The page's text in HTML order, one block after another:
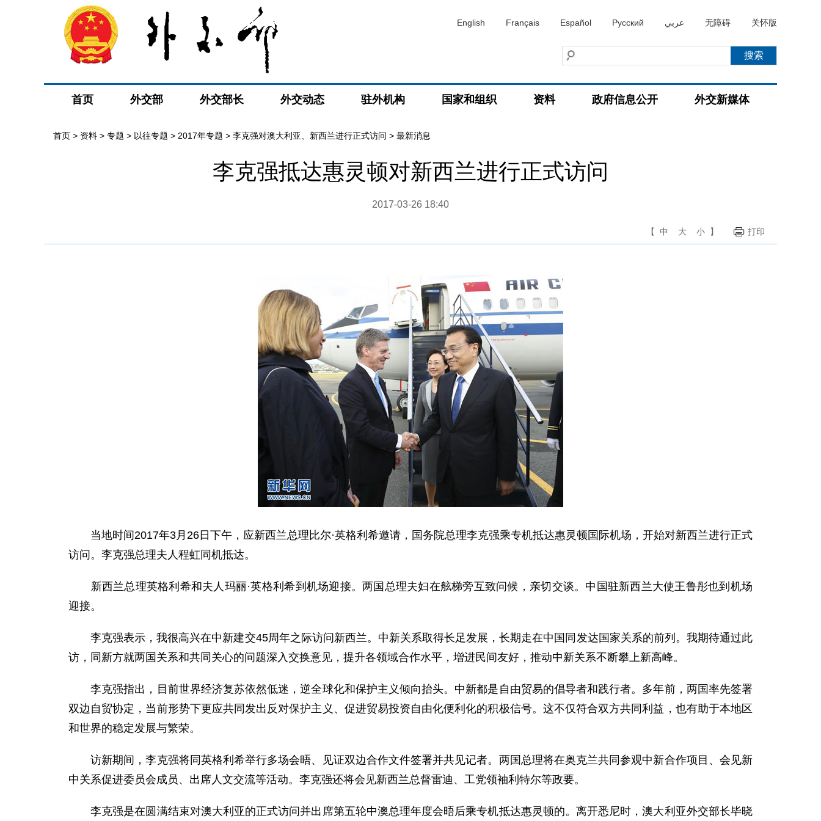
English Français Español Русский عربي 无障碍 关怀版
首页 外交部 外交部长 外交动态 驻外机构 国家和组织 资料 政府信息公开 外交新媒体
首页 > 资料 > 专题 > 以往专题 > 2017年专题 > 李克强对澳大利亚、新西兰进行正式访问 > 最新消息
李克强抵达惠灵顿对新西兰进行正式访问
2017-03-26 18:40
【 中 大 小 】 打印
当地时间2017年3月26日下午，应新西兰总理比尔·英格利希邀请，国务院总理李克强乘专机抵达惠灵顿国际机场，开始对新西兰进行正式
访问。李克强总理夫人程虹同机抵达。
新西兰总理英格利希和夫人玛丽·英格利希到机场迎接。两国总理夫妇在舷梯旁互致问候，亲切交谈。中国驻新西兰大使王鲁彤也到机场
迎接。
李克强表示，我很高兴在中新建交45周年之际访问新西兰。中新关系取得长足发展，长期走在中国同发达国家关系的前列。我期待通过此
访，同新方就两国关系和共同关心的问题深入交换意见，提升各领域合作水平，增进民间友好，推动中新关系不断攀上新高峰。
李克强指出，目前世界经济复苏依然低迷，逆全球化和保护主义倾向抬头。中新都是自由贸易的倡导者和践行者。多年前，两国率先签署
双边自贸协定，当前形势下更应共同发出反对保护主义、促进贸易投资自由化便利化的积极信号。这不仅符合双方共同利益，也有助于本地区
和世界的稳定发展与繁荣。
访新期间，李克强将同英格利希举行多场会晤、见证双边合作文件签署并共见记者。两国总理将在奥克兰共同参观中新合作项目、会见新
中关系促进委员会成员、出席人文交流等活动。李克强还将会见新西兰总督雷迪、工党领袖利特尔等政要。
李克强是在圆满结束对澳大利亚的正式访问并出席第五轮中澳总理年度会晤后乘专机抵达惠灵顿的。离开悉尼时，澳大利亚外交部长毕晓